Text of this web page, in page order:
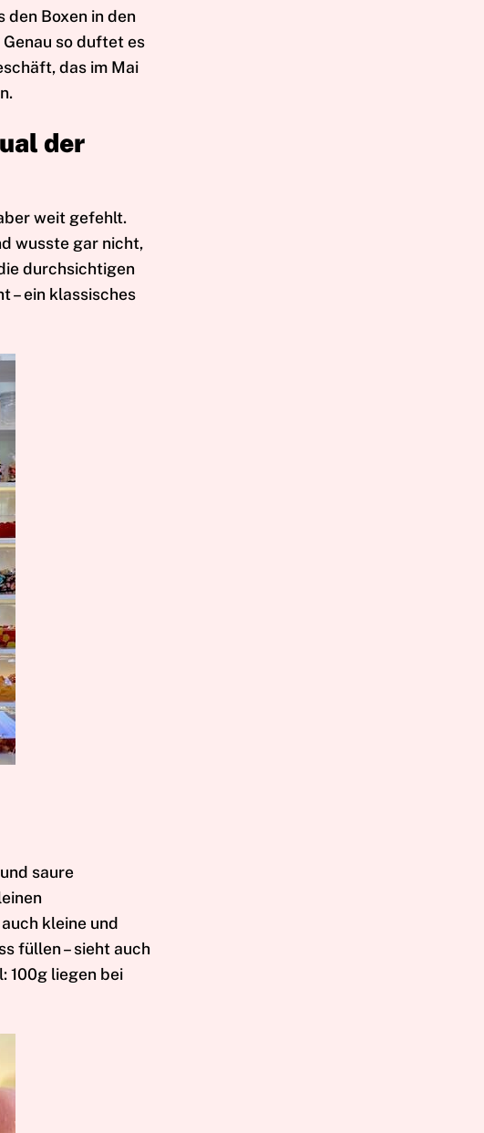
den Boxen in den
so duftet es
das im Mai
der
weit gefehlt.
wusste gar nicht,
durchsichtigen
– ein klassisches
saure
kleine und
füllen – sieht auch
100g liegen bei